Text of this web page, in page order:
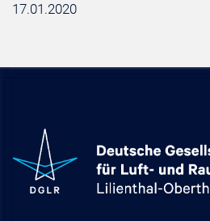
17.01.2020